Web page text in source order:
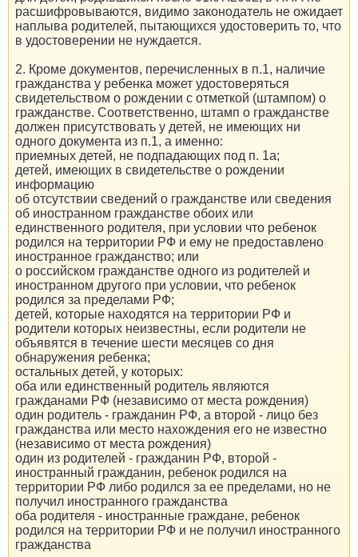
расшифровываются, видимо законодатель не ожидает
наплыва родителей, пытающихся удостоверить то, что
в удостоверении не нуждается.
2. Кроме документов, перечисленных в п.1, наличие
гражданства у ребенка может удостоверяться
свидетельством о рождении с отметкой (штампом) о
гражданстве. Соответственно, штамп о гражданстве
должен присутствовать у детей, не имеющих ни
одного документа из п.1, а именно:
приемных детей, не подпадающих под п. 1a;
детей, имеющих в свидетельстве о рождении
информацию
об отсутствии сведений о гражданстве или сведения
об иностранном гражданстве обоих или
единственного родителя, при условии что ребенок
родился на территории РФ и ему не предоставлено
иностранное гражданство; или
о российском гражданстве одного из родителей и
иностранном другого при условии, что ребенок
родился за пределами РФ;
детей, которые находятся на территории РФ и
родители которых неизвестны, если родители не
объявятся в течение шести месяцев со дня
обнаружения ребенка;
остальных детей, у которых:
оба или единственный родитель являются
гражданами РФ (независимо от места рождения)
один родитель - гражданин РФ, а второй - лицо без
гражданства или место нахождения его не известно
(независимо от места рождения)
один из родителей - гражданин РФ, второй -
иностранный гражданин, ребенок родился на
территории РФ либо родился за ее пределами, но не
получил иностранного гражданства
оба родителя - иностранные граждане, ребенок
родился на территории РФ и не получил иностранного
гражданства